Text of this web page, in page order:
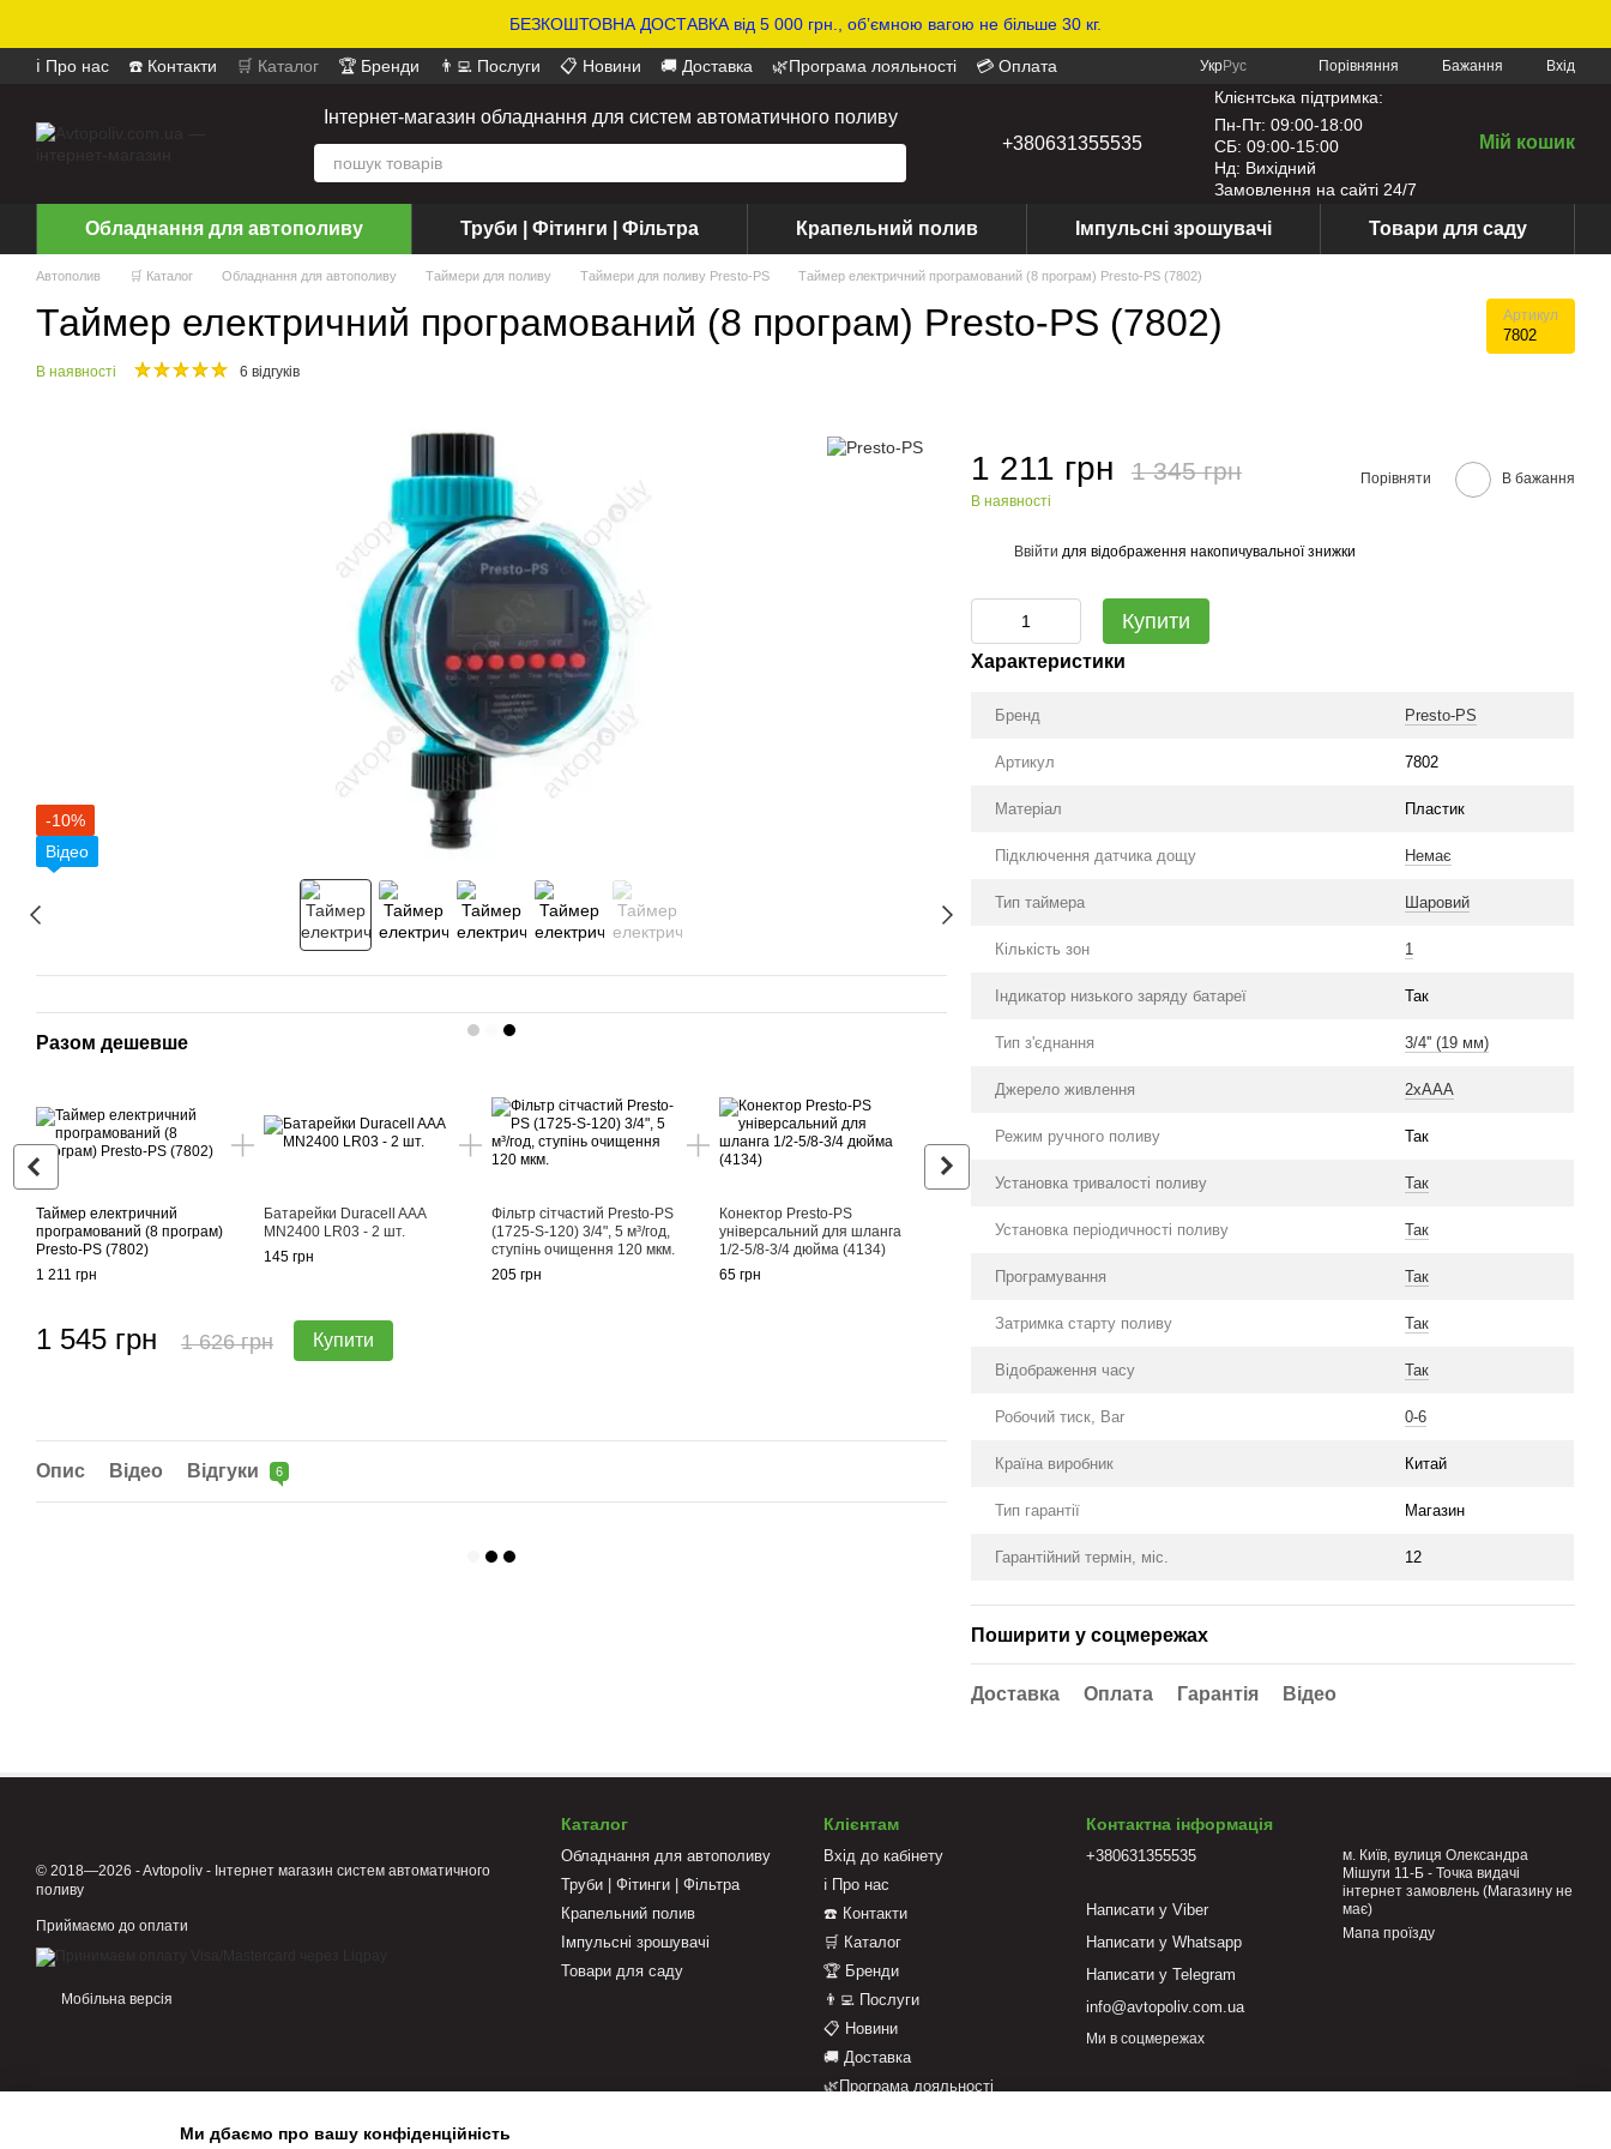
БЕЗКОШТОВНА ДОСТАВКА від 5 000 грн., обʼємною вагою не більше 30 кг.
ℹ️ Про нас ☎️ Контакти 🛒 Каталог 🏆 Бренди 👨‍💻 Послуги 📋 Новини 🚚 Доставка 🌿Програма лояльності
💳 Оплата
УкрРус Порівняння Бажання Вхід
Інтернет-магазин обладнання для систем автоматичного поливу
+380631355535
Клієнтська підтримка:
Пн-Пт: 09:00-18:00
СБ: 09:00-15:00
Нд: Вихідний
Замовлення на сайті 24/7
Мій кошик
Обладнання для автополиву Труби | Фітинги | Фільтра Крапельний полив Імпульсні зрошувачі Товари для саду
Автополив 🛒 Каталог Обладнання для автополиву Таймери для поливу Таймери для поливу Presto-PS Таймер електричний програмований (8 програм) Presto-PS (7802)
Таймер електричний програмований (8 програм) Presto-PS (7802) Артикул
7802
В наявності 6 відгуків
-10%
Відео
Разом дешевше
Таймер електричний
програмований (8 програм)
Presto-PS (7802)
1 211 грн
Батарейки Duracell AAA
MN2400 LR03 - 2 шт.
145 грн
Фільтр сітчастий Presto-PS
(1725-S-120) 3/4", 5 м³/год,
ступінь очищення 120 мкм.
205 грн
Конектор Presto-PS
універсальний для шланга
1/2-5/8-3/4 дюйма (4134)
65 грн
1 545 грн 1 626 грн Купити
Разом дешевше
програмований (8 програм)
1 211 грн
1 345 грн
Опис Відео Відгуки 6
1 211 грн 1 345 грн
В наявності
Порівняти В бажання
Ввійти для відображення накопичувальної знижки
Купити
Характеристики
Бренд Presto-PS
Артикул 7802
Матеріал Пластик
Підключення датчика дощу Немає
Тип таймера Шаровий
Кількість зон 1
Індикатор низького заряду батареї Так
Тип з'єднання 3/4'' (19 мм)
Джерело живлення 2хААА
Режим ручного поливу Так
Установка тривалості поливу Так
Установка періодичності поливу Так
Програмування Так
Затримка старту поливу Так
Відображення часу Так
Робочий тиск, Bar 0-6
Країна виробник Китай
Тип гарантії Магазин
Гарантійний термін, міс. 12
Поширити у соцмережах
Доставка Оплата Гарантія Відео
© 2018—2026 - Avtopoliv - Інтернет магазин систем автоматичного
поливу
Приймаємо до оплати
Мобільна версія
Каталог
Обладнання для автополиву
Труби | Фітинги | Фільтра
Крапельний полив
Імпульсні зрошувачі
Товари для саду
Клієнтам
Вхід до кабінету
ℹ️ Про нас
☎️ Контакти
🛒 Каталог
🏆 Бренди
👨‍💻 Послуги
📋 Новини
🚚 Доставка
🌿Програма лояльності
Контактна інформація
+380631355535
Написати у Viber
Написати у Whatsapp
Написати у Telegram
info@avtopoliv.com.ua
м. Київ, вулиця Олександра
Мішуги 11-Б - Точка видачі
інтернет замовлень (Магазину не
має)
Мапа проїзду
Ми в соцмережах
Ми дбаємо про вашу конфіденційність